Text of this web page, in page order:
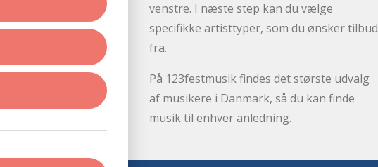
venstre. I næste step kan du vælge
specifikke artisttyper, som du ønsker tilbud
fra.
På 123festmusik findes det største udvalg
af musikere i Danmark, så du kan finde
musik til enhver anledning.